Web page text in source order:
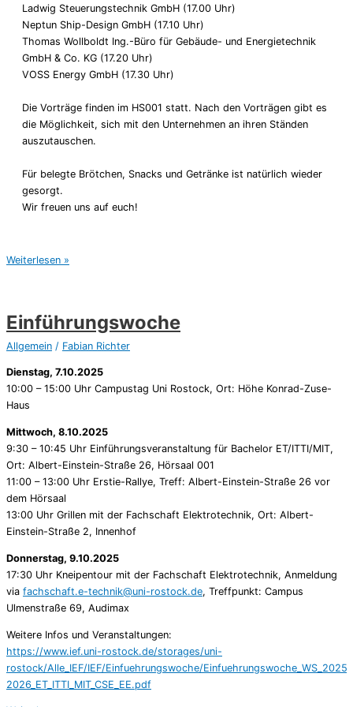
Ladwig Steuerungstechnik GmbH (17.00 Uhr)
Neptun Ship-Design GmbH (17.10 Uhr)
Thomas Wollboldt Ing.-Büro für Gebäude- und Energietechnik
GmbH & Co. KG (17.20 Uhr)
VOSS Energy GmbH (17.30 Uhr)
Die Vorträge finden im HS001 statt. Nach den Vorträgen gibt es
die Möglichkeit, sich mit den Unternehmen an ihren Ständen
auszutauschen.
Für belegte Brötchen, Snacks und Getränke ist natürlich wieder
gesorgt.
Wir freuen uns auf euch!
Unternehmensabend
Weiterlesen »
Einführungswoche
Allgemein / Fabian Richter
Dienstag, 7.10.2025
10:00 – 15:00 Uhr Campustag Uni Rostock, Ort: Höhe Konrad-Zuse-
Haus
Mittwoch, 8.10.2025
9:30 – 10:45 Uhr Einführungsveranstaltung für Bachelor ET/ITTI/MIT,
Ort: Albert-Einstein-Straße 26, Hörsaal 001
11:00 – 13:00 Uhr Erstie-Rallye, Treff: Albert-Einstein-Straße 26 vor
dem Hörsaal
13:00 Uhr Grillen mit der Fachschaft Elektrotechnik, Ort: Albert-
Einstein-Straße 2, Innenhof
Donnerstag, 9.10.2025
17:30 Uhr Kneipentour mit der Fachschaft Elektrotechnik, Anmeldung
via fachschaft.e-technik@uni-rostock.de, Treffpunkt: Campus
Ulmenstraße 69, Audimax
Weitere Infos und Veranstaltungen:
https://www.ief.uni-rostock.de/storages/uni-
rostock/Alle_IEF/IEF/Einfuehrungswoche/Einfuehrungswoche_WS_2025-
2026_ET_ITTI_MIT_CSE_EE.pdf